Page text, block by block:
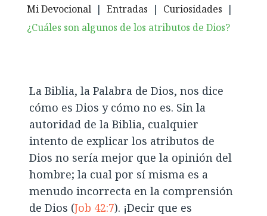
Mi Devocional | Entradas | Curiosidades |
¿Cuáles son algunos de los atributos de Dios?
La Biblia, la Palabra de Dios, nos dice
cómo es Dios y cómo no es. Sin la
autoridad de la Biblia, cualquier
intento de explicar los atributos de
Dios no sería mejor que la opinión del
hombre; la cual por sí misma es a
menudo incorrecta en la comprensión
de Dios (Job 42:7). ¡Decir que es